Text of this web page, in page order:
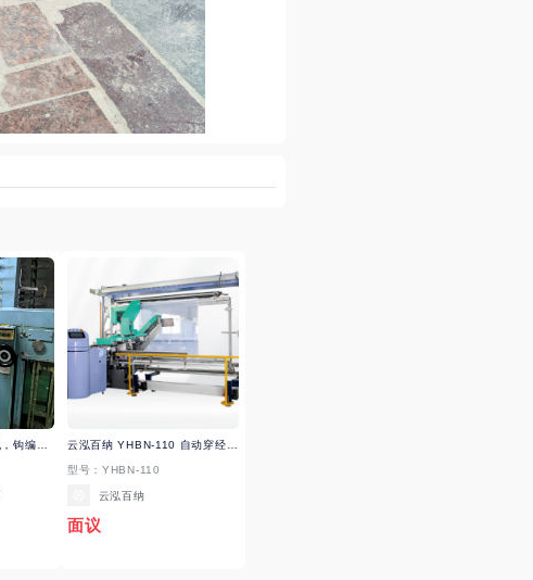
科美斯609B8，织带机，钩编机，松紧带 云泓百纳 YHBN-110 自动穿经机 织造准备、织造及簇绒机械用其他附件(包括专件、器材等)
型号：YHBN-110
云泓百纳
面议